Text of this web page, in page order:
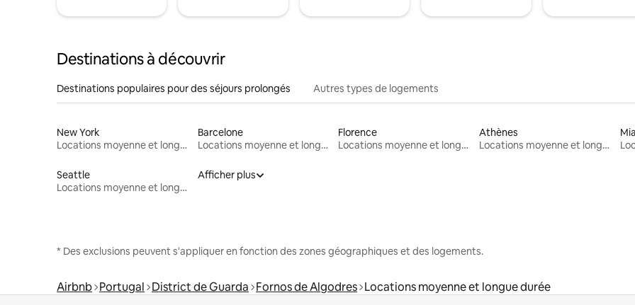
Destinations à découvrir
Destinations populaires pour des séjours prolongés Autres types de logements
New York
Locations moyenne et longue durée
Barcelone
Locations moyenne et longue durée
Florence
Locations moyenne et longue durée
Athènes
Locations moyenne et longue durée
Seattle
Locations moyenne et longue durée
Afficher plus
* Des exclusions peuvent s'appliquer en fonction des zones géographiques et des logements.
Airbnb Portugal District de Guarda Fornos de Algodres Locations moyenne et longue durée